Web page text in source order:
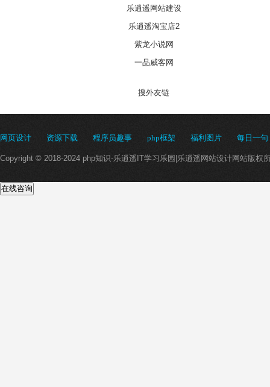
乐逍遥网站建设
乐逍遥淘宝店2
紫龙小说网
一品威客网
搜外友链
网页设计 资源下载 程序员趣事 php框架 福利图片 每日一句
Copyright © 2018-2024 php知识-乐逍遥IT学习乐园|乐逍遥网站设计网站版权